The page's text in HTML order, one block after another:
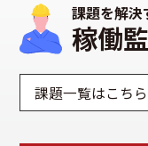
課題を解決
稼働
課題一覧はこちら